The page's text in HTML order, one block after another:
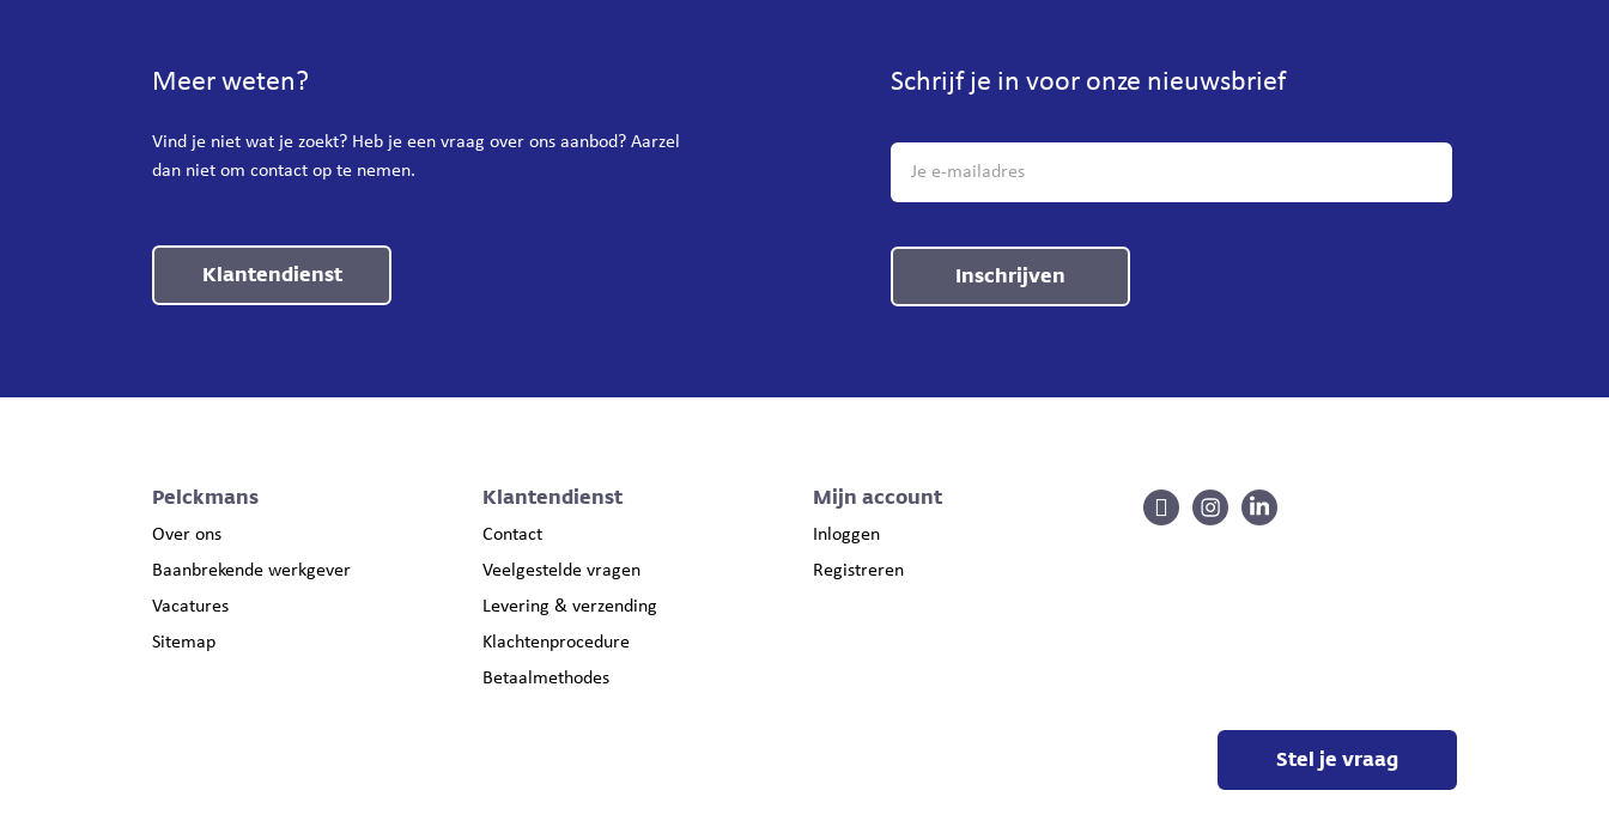
Meer weten?
Vind je niet wat je zoekt? Heb je een vraag over ons aanbod? Aarzel
dan niet om contact op te nemen.
Klantendienst
Schrijf je in voor onze nieuwsbrief
Inschrijven
Pelckmans
Over ons
Baanbrekende werkgever
Vacatures
Sitemap
Klantendienst
Contact
Veelgestelde vragen
Levering & verzending
Klachtenprocedure
Betaalmethodes
Mijn account
Inloggen
Registreren
Stel je vraag